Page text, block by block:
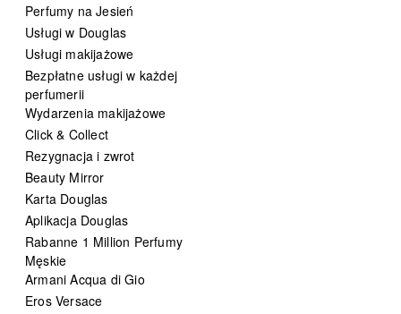
Perfumy na Jesień
Usługi w Douglas
Usługi makijażowe
Bezpłatne usługi w każdej
perfumerii
Wydarzenia makijażowe
Click & Collect
Rezygnacja i zwrot
Beauty Mirror
Karta Douglas
Aplikacja Douglas
Rabanne 1 Million Perfumy
Męskie
Armani Acqua di Gio
Eros Versace